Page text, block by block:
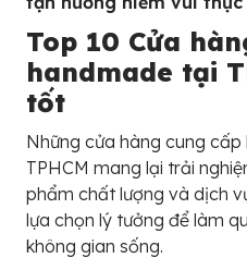
Top 10 Cửa
handmade tại
tốt
Những cửa hàng cung
TPHCM mang lại trải
phẩm chất lượng và dịch
lựa chọn lý tưởng để làm
không gian sống.